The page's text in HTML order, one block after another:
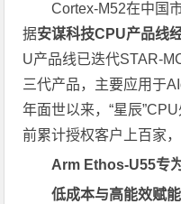
Cortex-M52在中国
据安谋科技CPU产品线
U产品线已迭代STAR-
三代产品，主要应用于
年面世以来，“星辰
前累计授权客户上百家
Arm Ethos-U55专
低成本与高能效赋能